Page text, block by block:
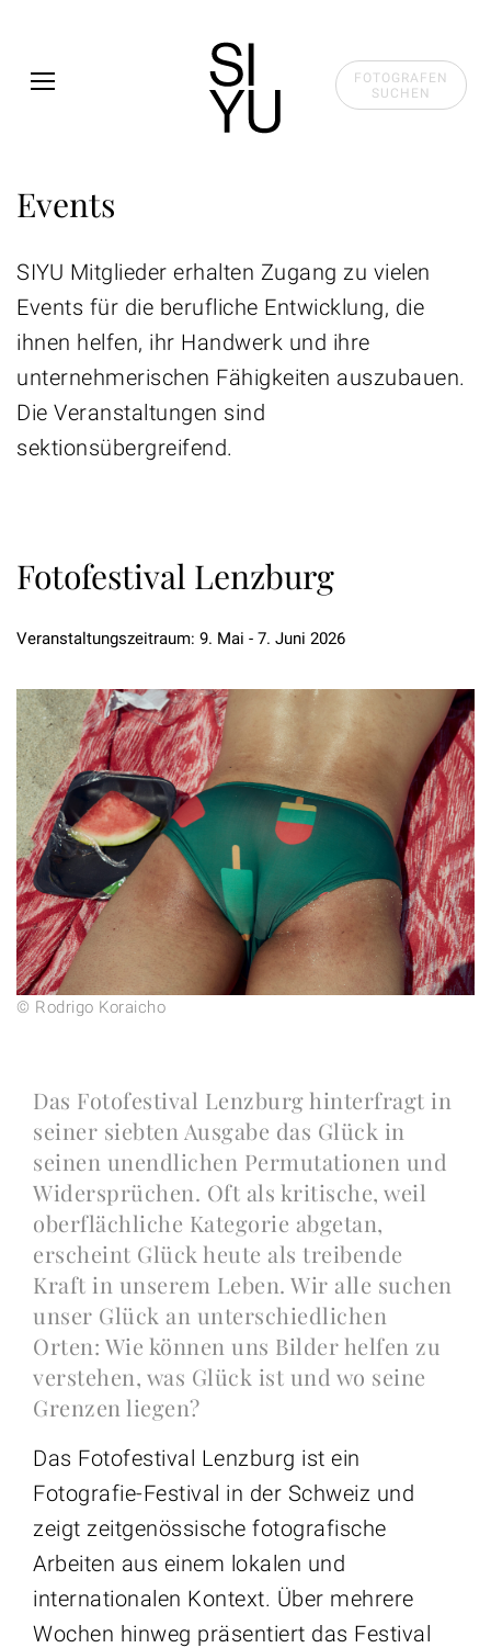
FOTOGRAFEN
SUCHEN
Events
SIYU Mitglieder erhalten Zugang zu vielen
Events für die berufliche Entwicklung, die
ihnen helfen, ihr Handwerk und ihre
unternehmerischen Fähigkeiten auszubauen.
Die Veranstaltungen sind
sektionsübergreifend.
Fotofestival Lenzburg
Veranstaltungszeitraum: 9. Mai - 7. Juni 2026
© Rodrigo Koraicho
Das Fotofestival Lenzburg hinterfragt in
seiner siebten Ausgabe das Glück in
seinen unendlichen Permutationen und
Widersprüchen. Oft als kritische, weil
oberflächliche Kategorie abgetan,
erscheint Glück heute als treibende
Kraft in unserem Leben. Wir alle suchen
unser Glück an unterschiedlichen
Orten: Wie können uns Bilder helfen zu
verstehen, was Glück ist und wo seine
Grenzen liegen?
Das Fotofestival Lenzburg ist ein
Fotografie-Festival in der Schweiz und
zeigt zeitgenössische fotografische
Arbeiten aus einem lokalen und
internationalen Kontext. Über mehrere
Wochen hinweg präsentiert das Festival